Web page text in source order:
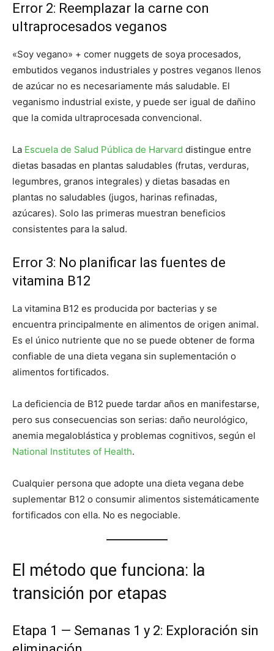
Error 2: Reemplazar la carne con
ultraprocesados veganos
«Soy vegano» + comer nuggets de soya procesados,
embutidos veganos industriales y postres veganos llenos
de azúcar no es necesariamente más saludable. El
veganismo industrial existe, y puede ser igual de dañino
que la comida ultraprocesada convencional.
La Escuela de Salud Pública de Harvard distingue entre
dietas basadas en plantas saludables (frutas, verduras,
legumbres, granos integrales) y dietas basadas en
plantas no saludables (jugos, harinas refinadas,
azúcares). Solo las primeras muestran beneficios
consistentes para la salud.
Error 3: No planificar las fuentes de
vitamina B12
La vitamina B12 es producida por bacterias y se
encuentra principalmente en alimentos de origen animal.
Es el único nutriente que no se puede obtener de forma
confiable de una dieta vegana sin suplementación o
alimentos fortificados.
La deficiencia de B12 puede tardar años en manifestarse,
pero sus consecuencias son serias: daño neurológico,
anemia megaloblástica y problemas cognitivos, según el
National Institutes of Health.
Cualquier persona que adopte una dieta vegana debe
suplementar B12 o consumir alimentos sistemáticamente
fortificados con ella. No es negociable.
El método que funciona: la
transición por etapas
Etapa 1 — Semanas 1 y 2: Exploración sin